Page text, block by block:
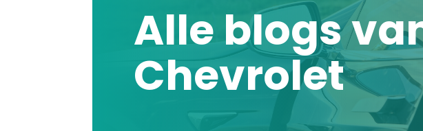
Alle blogs
Chevrolet